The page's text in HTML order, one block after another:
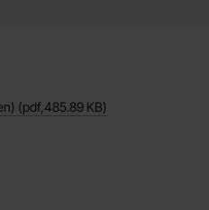
(pdf,485.89 KB)